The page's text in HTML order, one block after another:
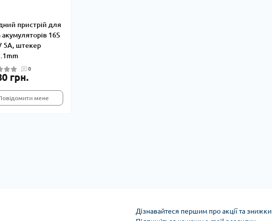
пристрій для
акумуляторів 16S
5A, штекер
0
грн.
мене
Дізнавайтеся першим про акції та знижки